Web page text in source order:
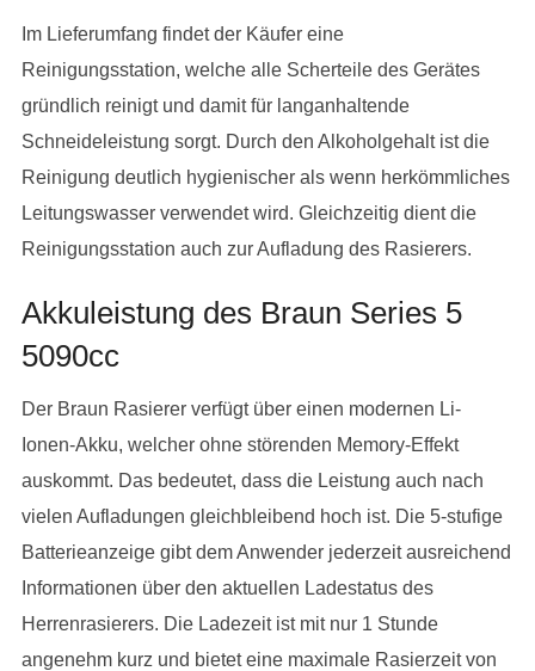
Im Lieferumfang findet der Käufer eine
Reinigungsstation, welche alle Scherteile des Gerätes
gründlich reinigt und damit für langanhaltende
Schneideleistung sorgt. Durch den Alkoholgehalt ist die
Reinigung deutlich hygienischer als wenn herkömmliches
Leitungswasser verwendet wird. Gleichzeitig dient die
Reinigungsstation auch zur Aufladung des Rasierers.
Akkuleistung des Braun Series 5
5090cc
Der Braun Rasierer verfügt über einen modernen Li-
Ionen-Akku, welcher ohne störenden Memory-Effekt
auskommt. Das bedeutet, dass die Leistung auch nach
vielen Aufladungen gleichbleibend hoch ist. Die 5-stufige
Batterieanzeige gibt dem Anwender jederzeit ausreichend
Informationen über den aktuellen Ladestatus des
Herrenrasierers. Die Ladezeit ist mit nur 1 Stunde
angenehm kurz und bietet eine maximale Rasierzeit von